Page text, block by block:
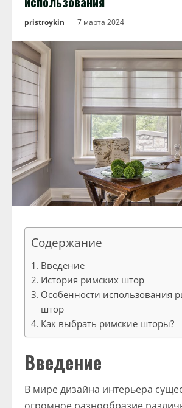
pristroykin_ 7 марта 2024
Содержание
Введение
История римских штор
Особенности использования
штор
Как выбрать римские шторы?
Введение
В мире дизайна интерьера